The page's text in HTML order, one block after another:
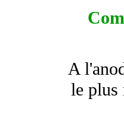
A
le plus